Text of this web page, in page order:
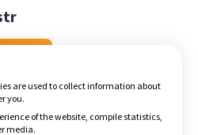
are used to collect information about
you.
of the website, compile statistics,
media.